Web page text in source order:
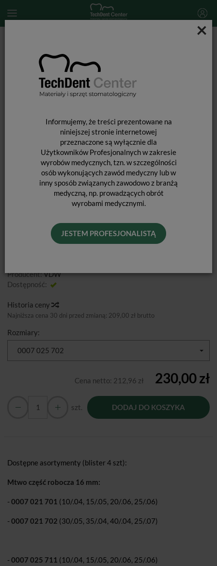
×
Informujemy, że treści prezentowane na
niniejszej stronie internetowej
przeznaczone są wyłącznie dla
Użytkowników Profesjonalnych w zakresie
wyrobów medycznych, tzn. w szczególności
osób wykonujących zawód medyczny lub w
inny sposób związanych zawodowo z branżą
medyczną, np. prowadzących obrót
wyrobami medycznymi.
JESTEM PROFESJONALISTĄ
INSTRUMENTY MTWO / 4 SZT. (ASS.)
Producent:VDW
Dostępność:
Historia ceny
Najniższa cena 30 dni przed zmianą: 209,00 zł brutto
Rozmiary:
0007 025 702
Cena netto: 212,96 zł 230,00 zł
szt. DODAJ DO KOSZYKA
Dostępne asortymenty (blister 4 szt):
Mtwo część robocza 16 mm:
-0007 021 701 (10/.04, 15/.05, 20/.06, 25/.06)
-0007 021 702 (30/.05, 35/.04, 40/.04, 25/.07)
-0007 025 711 (10/.04, 15/.05, 20/.06, 25/.06)